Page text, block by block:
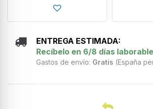
ENTREGA ESTIMADA:
Recíbelo en 6/8 días
Gastos de envío: Gratis (España